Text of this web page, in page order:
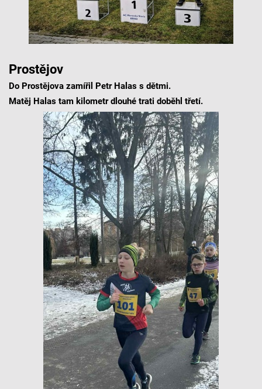
Prostějov
Do Prostějova zamířil Petr Halas s dětmi.
Matěj Halas tam kilometr dlouhé trati doběhl třetí.